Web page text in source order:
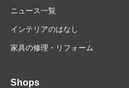
ニュース一覧
インテリアのはなし
家具の修理・リフォーム
Shops